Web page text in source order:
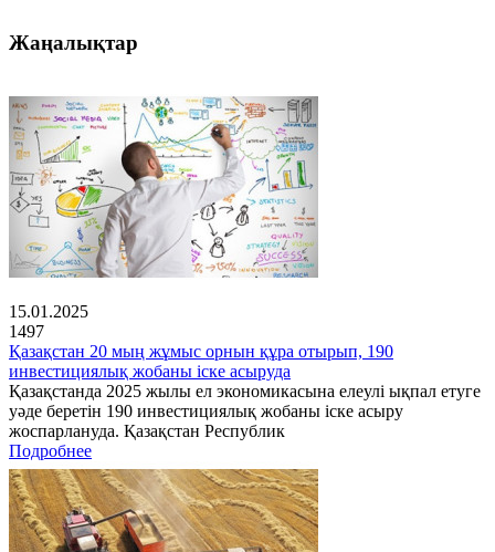
Жаңалықтар
15.01.2025
1497
Қазақстан 20 мың жұмыс орнын құра отырып, 190
инвестициялық жобаны іске асыруда
Қазақстанда 2025 жылы ел экономикасына елеулі ықпал етуге
уәде беретін 190 инвестициялық жобаны іске асыру
жоспарлануда. Қазақстан Республик
Подробнее